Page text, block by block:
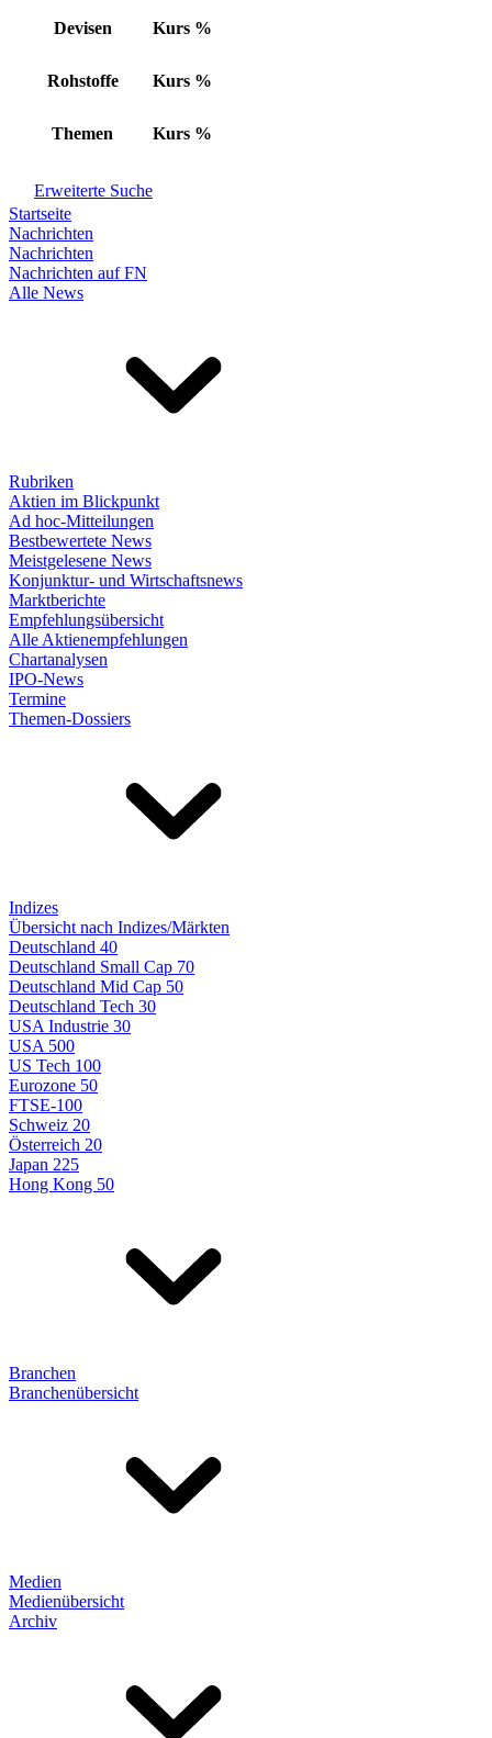
Devisen Kurs %
Rohstoffe Kurs %
Themen Kurs %
Erweiterte Suche
Startseite
Nachrichten
Nachrichten
Nachrichten auf FN
Alle News
Rubriken
Aktien im Blickpunkt
Ad hoc-Mitteilungen
Bestbewertete News
Meistgelesene News
Konjunktur- und Wirtschaftsnews
Marktberichte
Empfehlungsübersicht
Alle Aktienempfehlungen
Chartanalysen
IPO-News
Termine
Themen-Dossiers
Indizes
Übersicht nach Indizes/Märkten
Deutschland 40
Deutschland Small Cap 70
Deutschland Mid Cap 50
Deutschland Tech 30
USA Industrie 30
USA 500
US Tech 100
Eurozone 50
FTSE-100
Schweiz 20
Österreich 20
Japan 225
Hong Kong 50
Branchen
Branchenübersicht
Medien
Medienübersicht
Archiv